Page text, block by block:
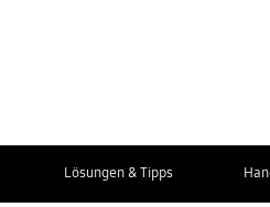
Lösungen & Tipps